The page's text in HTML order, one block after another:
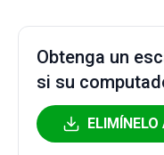
Obtenga un
si su